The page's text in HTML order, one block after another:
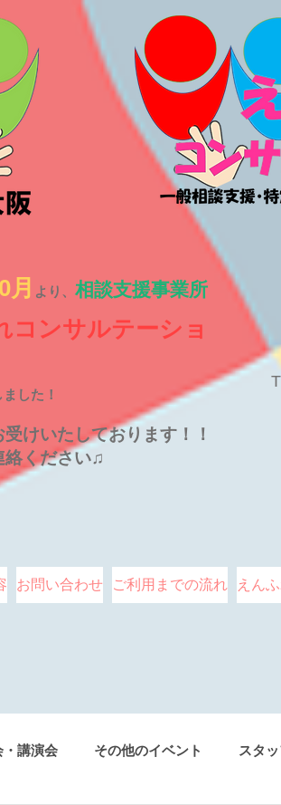
月 より、 相談支援事業所
コンサルテーショ
した！
けいたしております！！
絡ください♫
お問い合わせ ご利用までの流れ えん
・講演会 その他のイベント スタ